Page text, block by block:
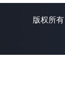
版权所